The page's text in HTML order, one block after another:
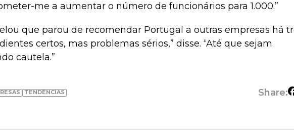
me a aumentar o número de funcionários para 1.000.”
que parou de recomendar Portugal a outras empresas há
certos, mas problemas sérios,” disse. “Até que sejam
cautela.”
TENDÊNCIAS Share: